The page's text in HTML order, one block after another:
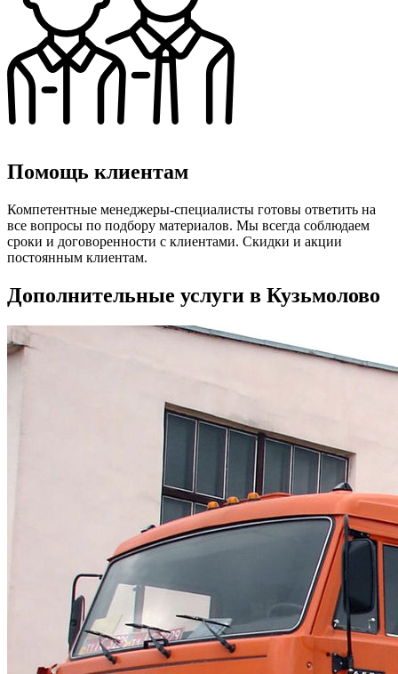
Помощь клиентам
Компетентные менеджеры-специалисты готовы ответить на
все вопросы по подбору материалов. Мы всегда соблюдаем
сроки и договоренности с клиентами. Скидки и акции
постоянным клиентам.
Дополнительные услуги в Кузьмолово